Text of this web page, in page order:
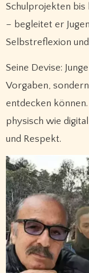
Schulprojekten bis
– begleitet er
Selbstreflexion
Seine Devise:
Vorgaben,
entdecken können.
physisch wie
und Respekt.